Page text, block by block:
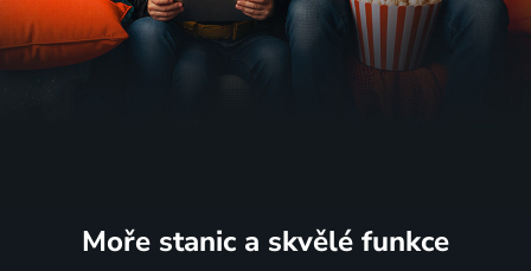
Moře stanic a skvělé funkce